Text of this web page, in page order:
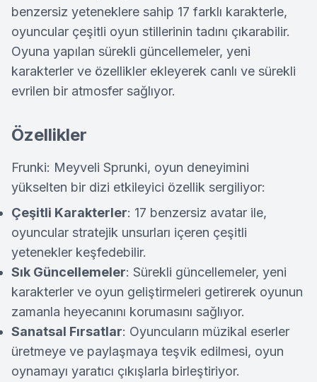
benzersiz yeteneklere sahip 17 farklı karakterle,
oyuncular çeşitli oyun stillerinin tadını çıkarabilir.
Oyuna yapılan sürekli güncellemeler, yeni
karakterler ve özellikler ekleyerek canlı ve sürekli
evrilen bir atmosfer sağlıyor.
Özellikler
Frunki: Meyveli Sprunki, oyun deneyimini
yükselten bir dizi etkileyici özellik sergiliyor:
Çeşitli Karakterler: 17 benzersiz avatar ile,
oyuncular stratejik unsurları içeren çeşitli
yetenekler keşfedebilir.
Sık Güncellemeler: Sürekli güncellemeler, yeni
karakterler ve oyun geliştirmeleri getirerek oyunun
zamanla heyecanını korumasını sağlıyor.
Sanatsal Fırsatlar: Oyuncuların müzikal eserler
üretmeye ve paylaşmaya teşvik edilmesi, oyun
oynamayı yaratıcı çıkışlarla birleştiriyor.